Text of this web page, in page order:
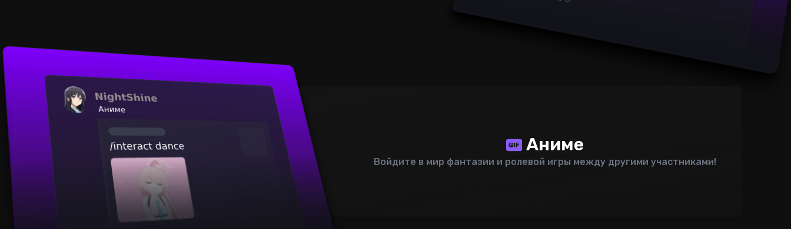
Аниме
Войдите в мир фантазии и ролевой игры между другими участниками!